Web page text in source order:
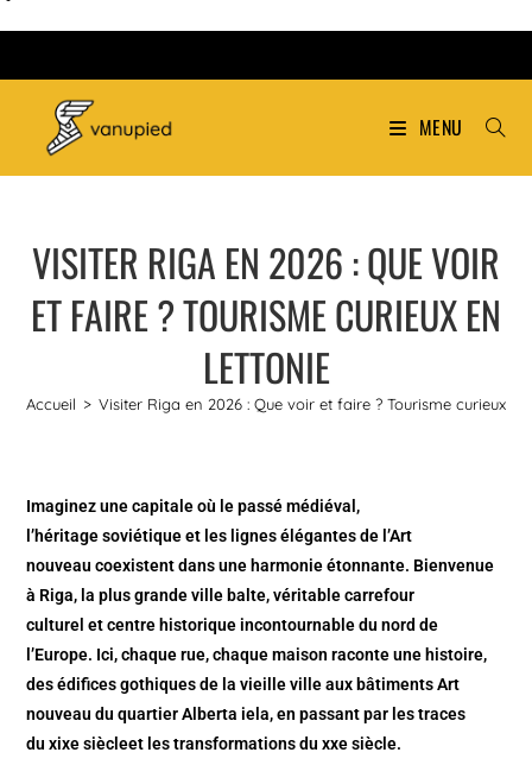
MENU
VISITER RIGA EN 2026 : QUE VOIR
ET FAIRE ? TOURISME CURIEUX EN
LETTONIE
Accueil > Visiter Riga en 2026 : Que voir et faire ? Tourisme curieux
Imaginez une capitale où le passé médiéval,
l’héritage soviétique et les lignes élégantes de l’Art
nouveau coexistent dans une harmonie étonnante. Bienvenue
à Riga, la plus grande ville balte, véritable carrefour
culturel et centre historique incontournable du nord de
l’Europe. Ici, chaque rue, chaque maison raconte une histoire,
des édifices gothiques de la vieille ville aux bâtiments Art
nouveau du quartier Alberta iela, en passant par les traces
du xixe siècleet les transformations du xxe siècle.